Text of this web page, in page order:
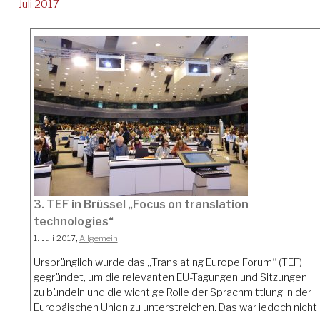
Juli 2017
3. TEF in Brüssel „Focus on translation
technologies“
1. Juli 2017, Allgemein
Ursprünglich wurde das „Translating Europe Forum“ (TEF)
gegründet, um die relevanten EU-Tagungen und Sitzungen
zu bündeln und die wichtige Rolle der Sprachmittlung in der
Europäischen Union zu unterstreichen. Das war jedoch nicht